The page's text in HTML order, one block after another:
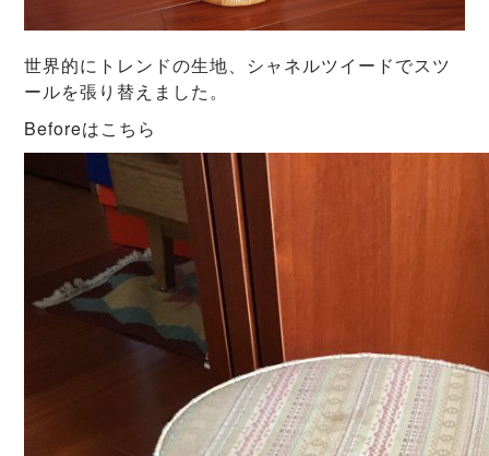
世界的にトレンドの生地、シャネルツイードでスツ
ールを張り替えました。
Beforeはこちら